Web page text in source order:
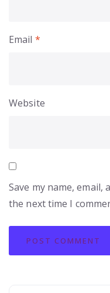
Email *
Website
Save my name,
the next time I